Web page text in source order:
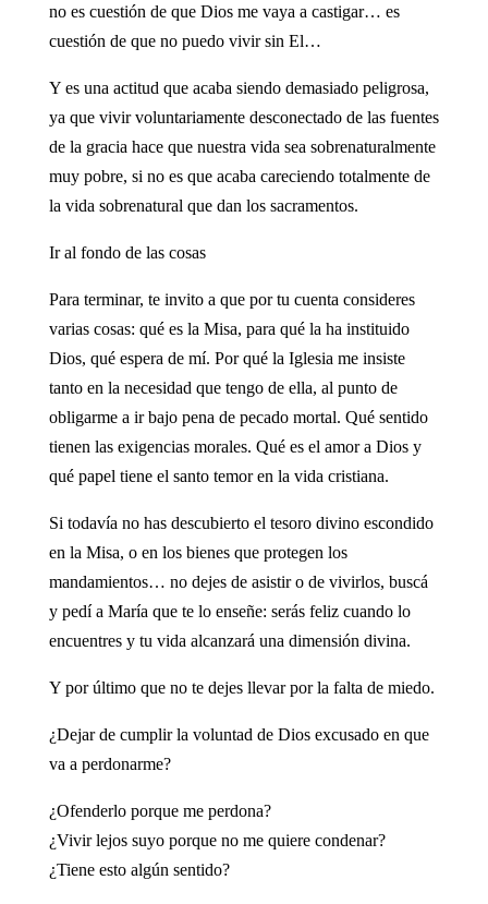
no es cuestión de que Dios me vaya a castigar… es
cuestión de que no puedo vivir sin El…
Y es una actitud que acaba siendo demasiado peligrosa,
ya que vivir voluntariamente desconectado de las fuentes
de la gracia hace que nuestra vida sea sobrenaturalmente
muy pobre, si no es que acaba careciendo totalmente de
la vida sobrenatural que dan los sacramentos.
Ir al fondo de las cosas
Para terminar, te invito a que por tu cuenta consideres
varias cosas: qué es la Misa, para qué la ha instituido
Dios, qué espera de mí. Por qué la Iglesia me insiste
tanto en la necesidad que tengo de ella, al punto de
obligarme a ir bajo pena de pecado mortal. Qué sentido
tienen las exigencias morales. Qué es el amor a Dios y
qué papel tiene el santo temor en la vida cristiana.
Si todavía no has descubierto el tesoro divino escondido
en la Misa, o en los bienes que protegen los
mandamientos… no dejes de asistir o de vivirlos, buscá
y pedí a María que te lo enseñe: serás feliz cuando lo
encuentres y tu vida alcanzará una dimensión divina.
Y por último que no te dejes llevar por la falta de miedo.
¿Dejar de cumplir la voluntad de Dios excusado en que
va a perdonarme?
¿Ofenderlo porque me perdona?
¿Vivir lejos suyo porque no me quiere condenar?
¿Tiene esto algún sentido?